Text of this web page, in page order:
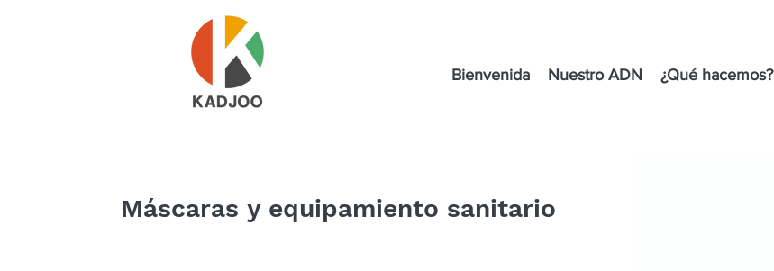
Bienvenida Nuestro ADN ¿Qué hacemos?
Máscaras y equipamiento sanitario